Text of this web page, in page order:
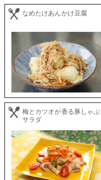
なめたけあんかけ豆腐
梅とカツオが香る豚しゃぶ
サラダ